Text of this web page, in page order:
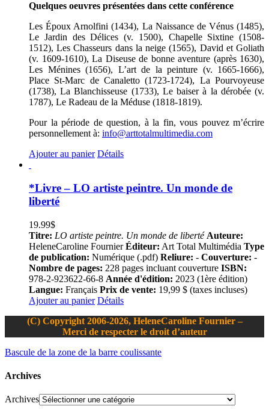
Quelques oeuvres présentées dans cette conférence
Les Époux Arnolfini (1434), La Naissance de Vénus (1485),
Le Jardin des Délices (v. 1500), Chapelle Sixtine (1508-
1512), Les Chasseurs dans la neige (1565), David et Goliath
(v. 1609-1610), La Diseuse de bonne aventure (après 1630),
Les Ménines (1656), L’art de la peinture (v. 1665-1666),
Place St-Marc de Canaletto (1723-1724), La Pourvoyeuse
(1738), La Blanchisseuse (1733), Le baiser à la dérobée (v.
1787), Le Radeau de la Méduse (1818-1819).
Pour la période de question, à la fin, vous pouvez m’écrire
personnellement à: info@arttotalmultimedia.com
Ajouter au panier Détails
*Livre – LO artiste peintre. Un monde de
liberté
19.99$
Titre: LO artiste peintre. Un monde de liberté Auteure:
HeleneCaroline FournierÉditeur: Art Total Multimédia Type
de publication: Numérique (.pdf) Reliure: - Couverture: -
Nombre de pages: 228 pages incluant couverture ISBN:
978-2-923622-66-8 Année d'édition: 2023 (1ère édition)
Langue: Français Prix de vente: 19,99 $ (taxes incluses)
Ajouter au panier Détails
(C) Copyright 2006-2026, HeleneCaroline Fournier –
Merci de respecter le droit d’auteur
Bascule de la zone de la barre coulissante
Archives
Archives